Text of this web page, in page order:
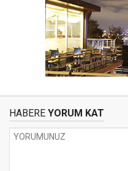
HABERE YORUM KAT